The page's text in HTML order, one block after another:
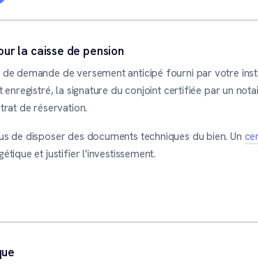
la caisse de pension
demande de versement anticipé fourni par votre
la signature du conjoint certifiée par un
de réservation.
de disposer des documents techniques du bien. Un
et justifier l'investissement.